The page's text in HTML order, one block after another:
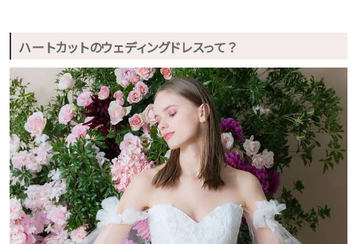
ハートカットのウェディングドレスって？